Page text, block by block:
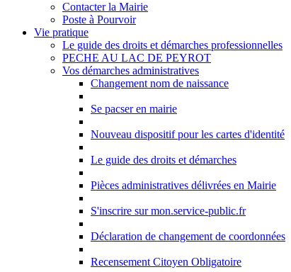
Contacter la Mairie
Poste à Pourvoir
Vie pratique
Le guide des droits et démarches professionnelles
PECHE AU LAC DE PEYROT
Vos démarches administratives
Changement nom de naissance
Se pacser en mairie
Nouveau dispositif pour les cartes d'identité
Le guide des droits et démarches
Pièces administratives délivrées en Mairie
S'inscrire sur mon.service-public.fr
Déclaration de changement de coordonnées
Recensement Citoyen Obligatoire